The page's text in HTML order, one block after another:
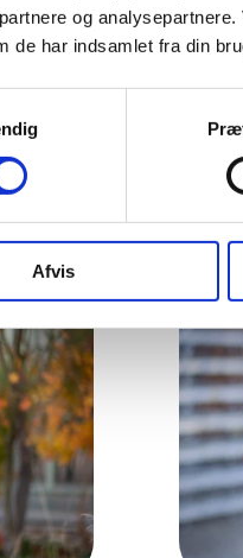
og
de har indsamlet fra din
Afvis